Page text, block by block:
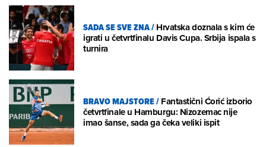
SADA SE SVE ZNA/Hrvatska doznala s kim će
igrati u četvrtfinalu Davis Cupa. Srbija ispala s
turnira
BRAVO MAJSTORE/Fantastični Ćorić izborio
četvrtfinale u Hamburgu: Nizozemac nije
imao šanse, sada ga čeka veliki ispit